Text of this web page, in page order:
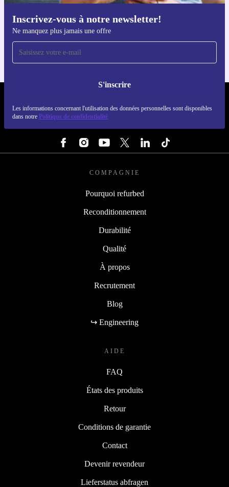
Inscrivez-vous à notre newsletter!
Ne manquez plus jamais une offre
S'inscrire
Les informations concernant l'utilisation des données personnelles sont disponibles
dans notre Politique de confidentialité
Téléchargez l'application refurbed
Pour iOS et Android
COMPAGNIE
Pourquoi refurbed
Reconditionnement
Durabilité
Qualité
À propos
Recrutement
Blog
↪ Engineering
AIDE
FAQ
États des produits
Retour
Conditions de garantie
Contact
Devenir revendeur
Lieferstatus abfragen